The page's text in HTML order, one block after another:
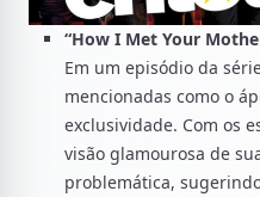
“How I Met Your
Em um episódio da
mencionadas como o
exclusividade. Com os
visão glamourosa de
problemática,